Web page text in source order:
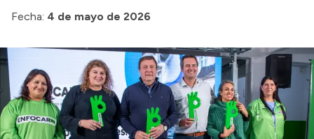
Fecha: 4 de mayo de 2026